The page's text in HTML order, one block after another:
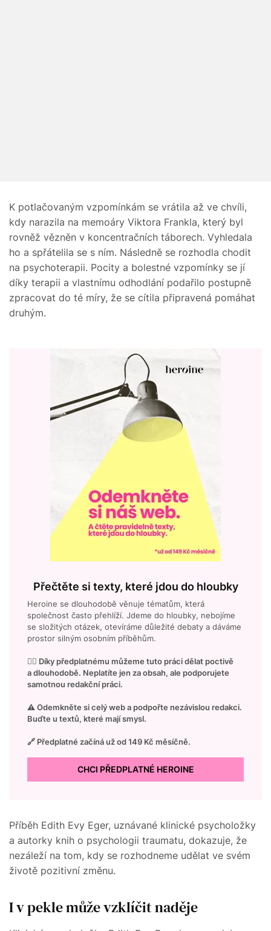
K potlačovaným vzpomínkám se vrátila až ve chvíli,
kdy narazila na memoáry Viktora Frankla, který byl
rovněž vězněn v koncentračních táborech. Vyhledala
ho a spřátelila se s ním. Následně se rozhodla chodit
na psychoterapii. Pocity a bolestné vzpomínky se jí
díky terapii a vlastnímu odhodlání podařilo postupně
zpracovat do té míry, že se cítila připravená pomáhat
druhým.
Přečtěte si texty, které jdou do hloubky
Heroine se dlouhodobě věnuje tématům, která
společnost často přehlíží. Jdeme do hloubky, nebojíme
se složitých otázek, otevíráme důležité debaty a dáváme
prostor silným osobním příběhům.
👉🏻 Díky předplatnému můžeme tuto práci dělat poctivě
a dlouhodobě. Neplatíte jen za obsah, ale podporujete
samotnou redakční práci.
⚠️ Odemkněte si celý web a podpořte nezávislou redakci.
Buďte u textů, které mají smysl.
🔗 Předplatné začíná už od 149 Kč měsíčně.
CHCI PŘEDPLATNÉ HEROINE
Příběh Edith Evy Eger, uznávané klinické psycholožky
a autorky knih o psychologii traumatu, dokazuje, že
nezáleží na tom, kdy se rozhodneme udělat ve svém
životě pozitivní změnu.
I v pekle může vzklíčit naděje